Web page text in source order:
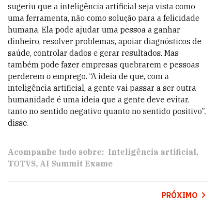
sugeriu que a inteligência artificial seja vista como
uma ferramenta, não como solução para a felicidade
humana. Ela pode ajudar uma pessoa a ganhar
dinheiro, resolver problemas, apoiar diagnósticos de
saúde, controlar dados e gerar resultados. Mas
também pode fazer empresas quebrarem e pessoas
perderem o emprego. “A ideia de que, com a
inteligência artificial, a gente vai passar a ser outra
humanidade é uma ideia que a gente deve evitar,
tanto no sentido negativo quanto no sentido positivo”,
disse.
Acompanhe tudo sobre: Inteligência artificial
TOTVS AI Summit Exame
PRÓXIMO